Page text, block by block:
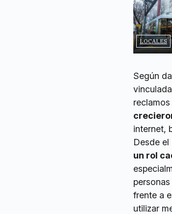
LOCALES
Según
internet,
Desde
un rol
frente a
utilizar